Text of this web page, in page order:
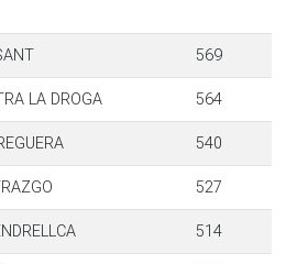
569
LA DROGA 564
540
527
514